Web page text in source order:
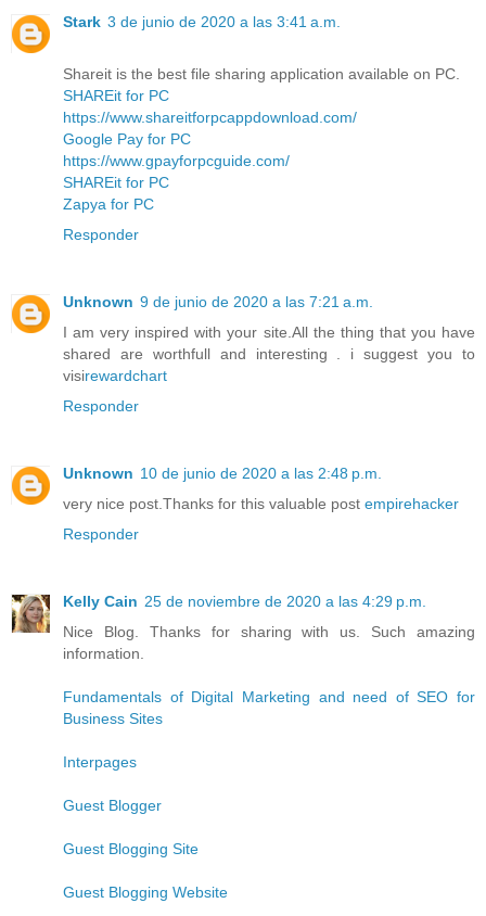
Stark 3 de junio de 2020 a las 3:41 a.m.
Shareit is the best file sharing application available on PC.
SHAREit for PC
https://www.shareitforpcappdownload.com/
Google Pay for PC
https://www.gpayforpcguide.com/
SHAREit for PC
Zapya for PC
Responder
Unknown 9 de junio de 2020 a las 7:21 a.m.
I am very inspired with your site.All the thing that you have
shared are worthfull and interesting . i suggest you to
visirewardchart
Responder
Unknown 10 de junio de 2020 a las 2:48 p.m.
very nice post.Thanks for this valuable post empirehacker
Responder
Kelly Cain 25 de noviembre de 2020 a las 4:29 p.m.
Nice Blog. Thanks for sharing with us. Such amazing
information.
Fundamentals of Digital Marketing and need of SEO for
Business Sites
Interpages
Guest Blogger
Guest Blogging Site
Guest Blogging Website